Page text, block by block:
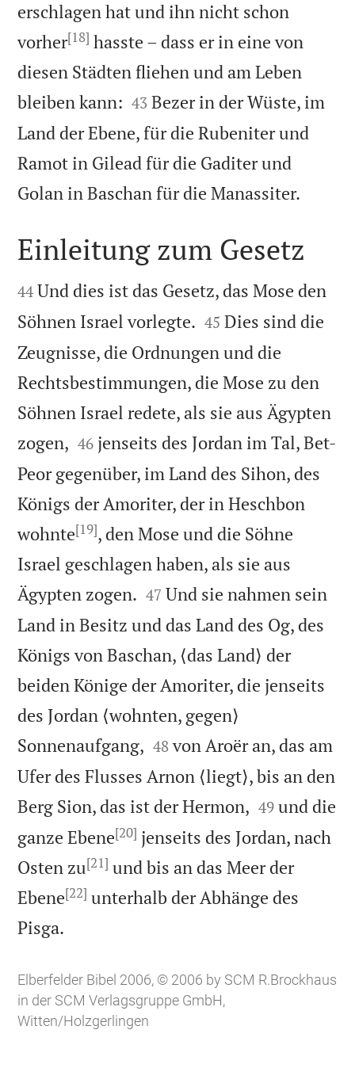
erschlagen hat und ihn nicht schon
vorher[18] hasste – dass er in eine von
diesen Städten fliehen und am Leben
bleiben kann: 

43 Bezer in der Wüste, im
Land der Ebene, für die Rubeniter und
Ramot in Gilead für die Gaditer und
Golan in Baschan für die Manassiter.

Einleitung zum Gesetz

44 Und dies ist das Gesetz, das Mose den
Söhnen Israel vorlegte. 

45 Dies sind die
Zeugnisse, die Ordnungen und die
Rechtsbestimmungen, die Mose zu den
Söhnen Israel redete, als sie aus Ägypten
zogen, 

46 jenseits des Jordan im Tal, Bet-
Peor gegenüber, im Land des Sihon, des
Königs der Amoriter, der in Heschbon
wohnte[19], den Mose und die Söhne
Israel geschlagen haben, als sie aus
Ägypten zogen. 

47 Und sie nahmen sein
Land in Besitz und das Land des Og, des
Königs von Baschan, ⟨das Land⟩ der
beiden Könige der Amoriter, die jenseits
des Jordan ⟨wohnten, gegen⟩
Sonnenaufgang, 

48 von Aroër an, das am
Ufer des Flusses Arnon ⟨liegt⟩, bis an den
Berg Sion, das ist der Hermon, 

49 und die
ganze Ebene[20] jenseits des Jordan, nach
Osten zu[21] und bis an das Meer der
Ebene[22] unterhalb der Abhänge des
Pisga.
Elberfelder Bibel 2006, © 2006 by SCM R.Brockhaus
in der SCM Verlagsgruppe GmbH,
Witten/Holzgerlingen